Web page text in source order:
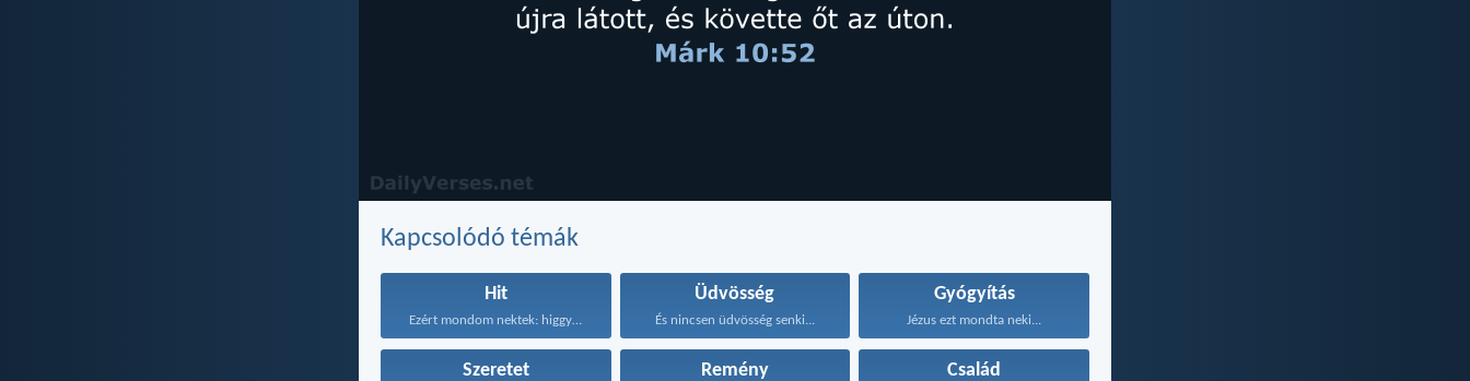
Kapcsolódó témák
Hit
Ezért mondom nektek: higgyétek...
Üdvösség
És nincsen üdvösség senki...
Gyógyítás
Jézus ezt mondta neki...
Szeretet Remény Család